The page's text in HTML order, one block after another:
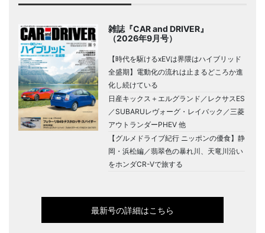
雑誌『CAR and DRIVER』
（2026年9月号）
【時代を駆けるxEVは界隈はハイブリッド
全盛期】電動化の流れは止まるどころか進
化し続けている
日産キックス＋エルグランド／レクサスES
／SUBARUレヴォーグ・レイバック／三菱
アウトランダーPHEV 他
【グルメドライブ紀行 ニッポンの優食】静
岡・浜松編／翡翠色の暴れ川、天竜川沿い
をホンダCR-Vで旅する
最新号の詳細はこちら